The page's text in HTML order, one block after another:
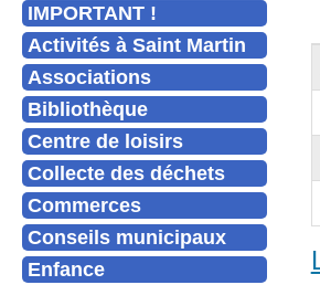
IMPORTANT !
Activités à Saint Martin
Associations
Bibliothèque
Centre de loisirs
Collecte des déchets
Commerces
Conseils municipaux
Enfance